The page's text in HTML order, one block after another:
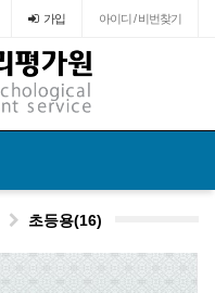
가입 아이디 / 비번찾기
초등용(16)